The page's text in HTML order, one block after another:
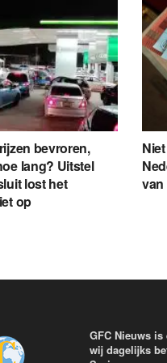
bevroren,
lang? Uitstel
lost het
op
GFC Nieuws
wij dagelijks